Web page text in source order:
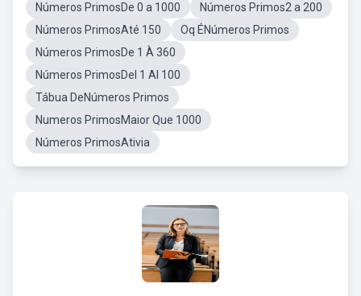
Números PrimosDe 0 a 1000
Números Primos2 a 200
Números PrimosAté 150
Oq ÉNúmeros Primos
Números PrimosDe 1 À 360
Números PrimosDel 1 Al 100
Tábua DeNúmeros Primos
Numeros PrimosMaior Que 1000
Números PrimosAtivia